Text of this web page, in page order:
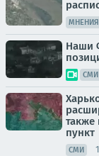
МНЕНИЯ
Наши
СМИ
также
пункт
СМИ